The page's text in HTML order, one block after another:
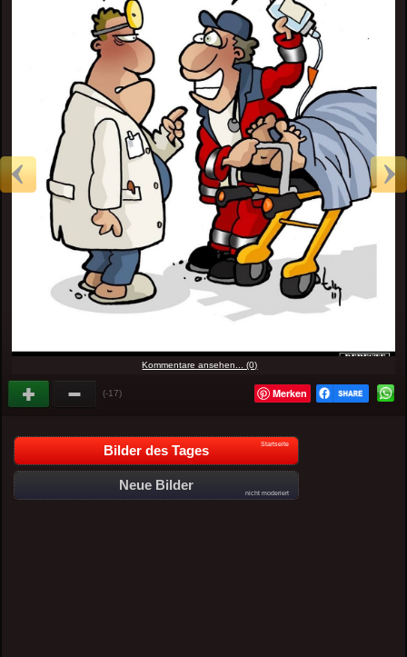
Kommentare ansehen... (0)
(-17) Merken
Bilder des Tages Startseite
Neue Bilder
nicht moderiert